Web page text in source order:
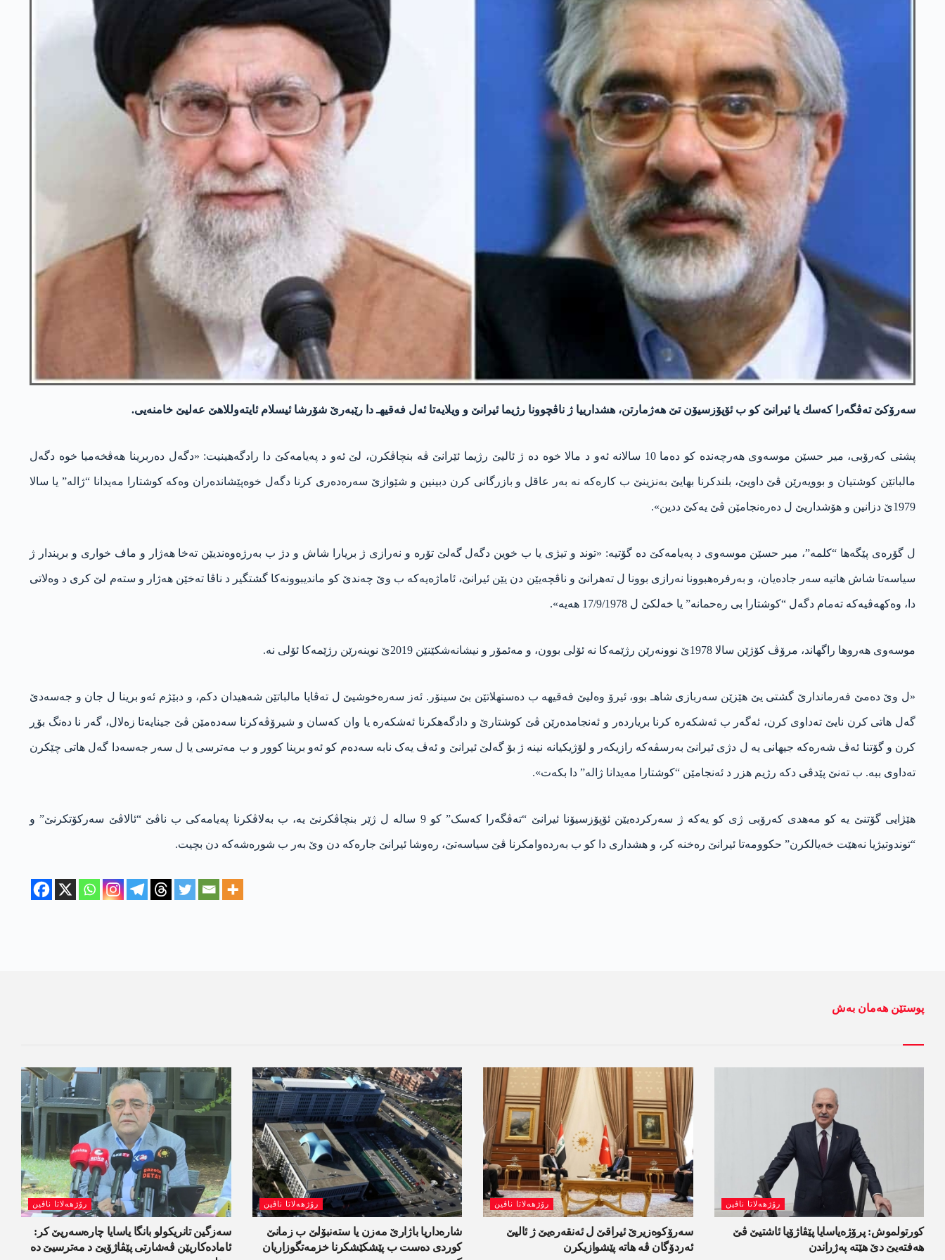
سه‌رۆكێ ته‌ڤگه‌را كه‌سك یا ئیرانێ كو ب ئۆپۆزسیۆن تێ هه‌ژمارتن، هشدارییا ژ ناڤچوونا ر‌ژیما ئیرانێ و ویلایه‌تا ئه‌ل فه‌قیهـ دا رێبه‌رێ شۆرشا ئیسلام ئایته‌وللاهێ عه‌لیێ خامنه‌یی.
پشتی كه‌رۆبی، میر حسێن موسەوی هەرچەنده‌ كو دەما 10 سالانە ئه‌و د مالا خوە دە ژ ئالیێ رژیما ئێرانێ ڤە بنچاڤکرن، لێ ئه‌و د پەیامەکێ دا رادگه‌هینیت: «دگەل دەربرینا هەڤخەمیا خوە دگەل
مالباتێن کوشتیان و بوویەرێن ڤێ داویێ، بلندکرنا بهایێ بەنزینێ ب کارەکە نە بەر عاقل و بازرگانی کرن دبینین و شێوازێ سەرەدەری کرنا دگەل خوەپێشاندەران وەکە کوشتارا مەیدانا “ژالە” یا سالا
1979ێ دزانین و هۆشداریێ ل دەرەنجامێن ڤێ یەکێ ددین».
ل گۆرەی پێگەها “کلمە”، میر حسێن موسەوی د پەیامەکێ دە گۆتیە: «توند و تیژی یا ب خوین دگەل گەلێ تۆرە و نەرازی ژ بریارا شاش و دژ ب بەرژەوەندیێن تەخا هەژار و ماف خواری و بریندار ژ
سیاسەتا شاش هاتیە سەر جادەیان، و بەرفرەهبوونا نەرازی بوونا ل تەهرانێ و ناڤچەیێن دن یێن ئیرانێ، ئاماژەیەکە ب وێ چەندێ کو ماندیبوونەکا گشتگیر د ناڤا تەخێن هەژار و ستەم لێ کری د وەلاتی
دا، وەکهەڤیەکە تەمام دگەل “کوشتارا بی رەحمانە” یا خەلکێ ل 17/9/1978 هەیە».
موسەوی هەروها راگهاند، مرۆڤ کۆژێن سالا 1978ێ نوونەرێن رژێمەکا نە ئۆلی بوون، و مەئمۆر و نیشانەشکێنێن 2019ێ نوینەرێن رژێمەکا ئۆلی نه‌.
«ل وێ ده‌مێ فەرماندارێ گشتی یێ هێزێن سەربازی شاهـ بوو، ئیرۆ وەلیێ فەقیهە ب دەستهلاتێن بێ سینۆر. ئەز سەرەخوشیێ ل تەڤایا مالباتێن شەهیدان دکم، و دبێژم ئەو برینا ل جان و جەسەدێ
گەل هاتی کرن نایێ تەداوی کرن، ئه‌گه‌ر ب ئەشکەرە کرنا بریاردەر و ئەنجامدەرێن ڤێ کوشتارێ و دادگەهکرنا ئەشکەرە یا وان کەسان و شیرۆڤەکرنا سەدەمێن ڤێ جینایەتا زەلال، گەر نا دەنگ بۆڕ
کرن و گۆتنا ئەڤ شەرەکە جیهانی یە ل دژی ئیرانێ بەرسڤەکە رازیکەر و لۆژیکیانە نینە ژ بۆ گەلێ ئیرانێ و ئەڤ یەک نابە سەدەم کو ئەو برینا کوور و ب مەترسی یا ل سەر جەسەدا گەل هاتی چێکرن
تەداوی ببە. ب تەنێ پێدڤی دکە رژیم هزر د ئەنجامێن “کوشتارا مەیدانا ژالە” دا بکەت».
هێژایی گۆتنێ یە کو مەهدی کەرۆبی ژی کو یەکە ژ سەرکردەیێن ئۆپۆزسیۆنا ئیرانێ “ته‌ڤگه‌را کەسک” کو 9 سالە ل ژێر بنچاڤکرنێ یە، ب بەلاڤکرنا پەیامەکی ب ناڤێ “ئالاڤێ سەرکۆتکرنێ” و
“توندوتیژیا نەهێت خەیالکرن” حکوومەتا ئیرانێ رەخنە کر، و هشداری دا کو ب بەردەوامکرنا ڤێ سیاسەتێ، رەوشا ئیرانێ جارەکە دن وێ بەر ب شورەشەکە دن بچیت.
پوستێن ھەمان بەش
رۆژھەلاتا ناڤین
سەزگین تانریکولو بانگا یاسایا چارەسەریێ کر:
ئامادەکاریێن ڤەشارتی پێڤاژۆیێ د مەترسیێ دە
رۆژھەلاتا ناڤین
شارەداریا باژارێ مەزن یا ستەنبۆلێ ب زمانێ
کوردی دەست ب پێشکێشکرنا خزمەتگوزاریان
رۆژھەلاتا ناڤین
سەرۆکوەزیرێ ئیراقێ ل ئەنقەرەیێ ژ ئالیێ
ئەردۆگان ڤە ھاتە پێشوازیکرن
رۆژھەلاتا ناڤین
کورتولموش: پرۆژەیاسایا پێڤاژۆیا ئاشتیێ ڤێ
ھەفتەیێ دێ هێتە پەژراندن